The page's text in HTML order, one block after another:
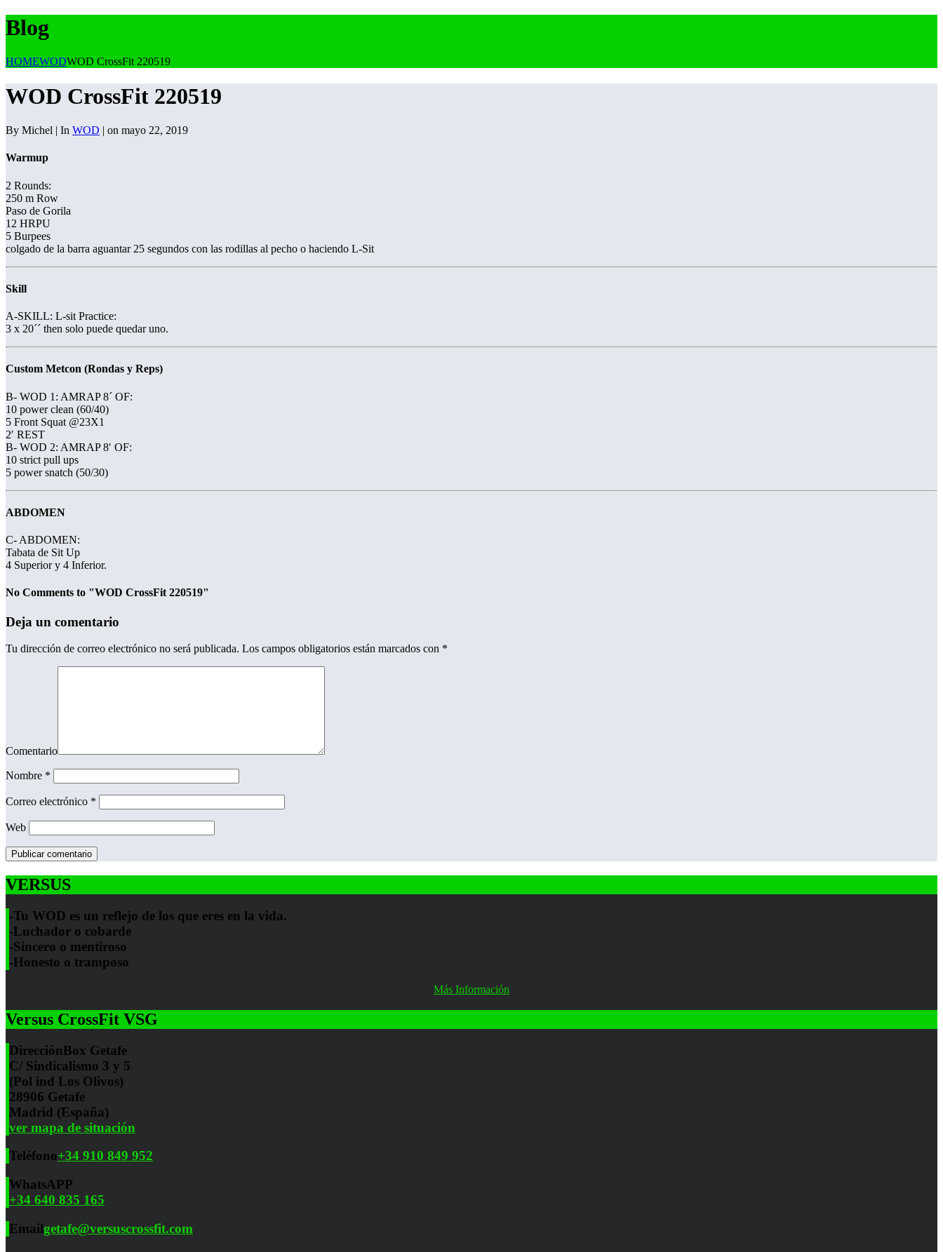
Blog
HOMEWODWOD CrossFit 220519
WOD CrossFit 220519
By Michel | In WOD | on mayo 22, 2019
Warmup
2 Rounds:
250 m Row
Paso de Gorila
12 HRPU
5 Burpees
colgado de la barra aguantar 25 segundos con las rodillas al pecho o haciendo L-Sit
Skill
A-SKILL: L-sit Practice:
3 x 20´´ then solo puede quedar uno.
Custom Metcon (Rondas y Reps)
B- WOD 1: AMRAP 8´ OF:
10 power clean (60/40)
5 Front Squat @23X1
2′ REST
B- WOD 2: AMRAP 8′ OF:
10 strict pull ups
5 power snatch (50/30)
ABDOMEN
C- ABDOMEN:
Tabata de Sit Up
4 Superior y 4 Inferior.
No Comments to "WOD CrossFit 220519"
Deja un comentario
Tu dirección de correo electrónico no será publicada. Los campos obligatorios están marcados con *
Comentario
Nombre *
Correo electrónico *
Web
VERSUS
-Tu WOD es un reflejo de los que eres en la vida.
-Luchador o cobarde
-Sincero o mentiroso
-Honesto o tramposo
Más Información
Versus CrossFit VSG
DirecciónBox Getafe
C/ Sindicalismo 3 y 5
(Pol ind Los Olivos)
28906 Getafe
Madrid (España)
ver mapa de situación
Teléfono+34 910 849 952
WhatsAPP
+34 640 835 165
Emailgetafe@versuscrossfit.com